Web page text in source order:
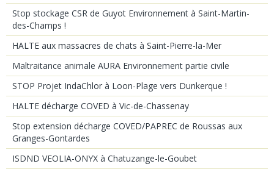
Stop stockage CSR de Guyot Environnement à Saint-Martin-
des-Champs !
HALTE aux massacres de chats à Saint-Pierre-la-Mer
Maltraitance animale AURA Environnement partie civile
STOP Projet IndaChlor à Loon-Plage vers Dunkerque !
HALTE décharge COVED à Vic-de-Chassenay
Stop extension décharge COVED/PAPREC de Roussas aux
Granges-Gontardes
ISDND VEOLIA-ONYX à Chatuzange-le-Goubet